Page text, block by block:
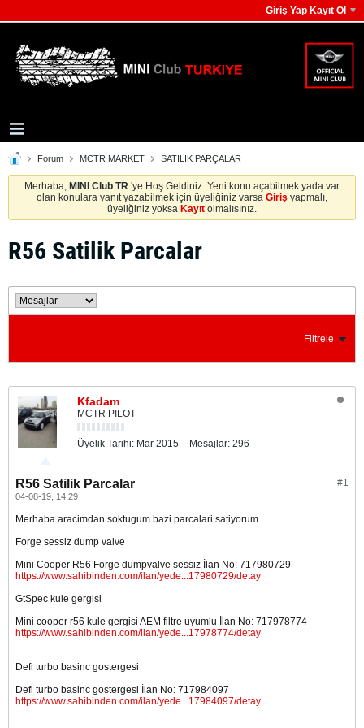
Giriş Yap Kayıt Ol
Forum MCTR MARKET SATILIK PARÇALAR
Merhaba, MINI Club TR 'ye Hoş Geldiniz. Yeni konu açabilmek yada var
olan konulara yanıt yazabilmek için üyeliğiniz varsa Giriş yapmalı,
üyeliğiniz yoksa Kayıt olmalısınız.
R56 Satilik Parcalar
Filtrele
Kfadam
MCTR PILOT
Üyelik Tarihi: Mar 2015 Mesajlar: 296
#1
R56 Satilik Parcalar
04-08-19, 14:29
Merhaba aracimdan soktugum bazi parcalari satiyorum.
Forge sessiz dump valve
Mini Cooper R56 Forge dumpvalve sessiz İlan No: 717980729
https://www.sahibinden.com/ilan/yede...17980729/detay
GtSpec kule gergisi
Mini cooper r56 kule gergisi AEM filtre uyumlu İlan No: 717978774
https://www.sahibinden.com/ilan/yede...17978774/detay
Defi turbo basinc gostergesi
Defi turbo basinc gostergesi İlan No: 717984097
https://www.sahibinden.com/ilan/yede...17984097/detay